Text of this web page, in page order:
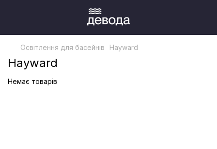
Освітлення для басейнів Hayward
Hayward
Немає товарів